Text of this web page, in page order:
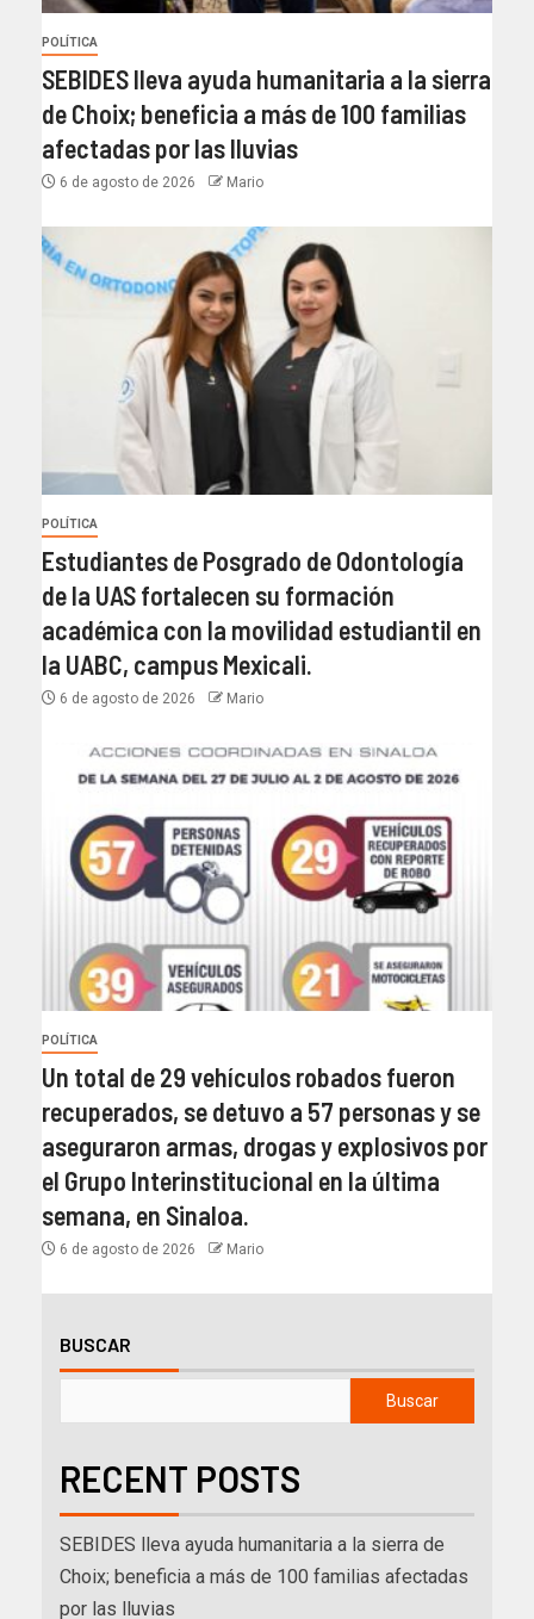
POLÍTICA
SEBIDES lleva ayuda humanitaria a la sierra
de Choix; beneficia a más de 100 familias
afectadas por las lluvias
6 de agosto de 2026 Mario
POLÍTICA
Estudiantes de Posgrado de Odontología
de la UAS fortalecen su formación
académica con la movilidad estudiantil en
la UABC, campus Mexicali.
6 de agosto de 2026 Mario
POLÍTICA
Un total de 29 vehículos robados fueron
recuperados, se detuvo a 57 personas y se
aseguraron armas, drogas y explosivos por
el Grupo Interinstitucional en la última
semana, en Sinaloa.
6 de agosto de 2026 Mario
BUSCAR
Buscar
RECENT POSTS
SEBIDES lleva ayuda humanitaria a la sierra de
Choix; beneficia a más de 100 familias afectadas
por las lluvias